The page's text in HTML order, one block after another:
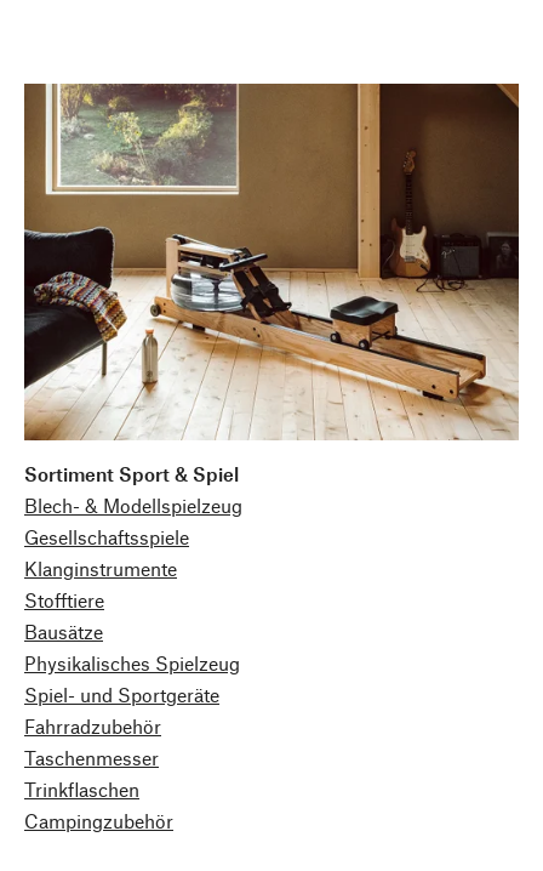
Sortiment Sport & Spiel
Blech- & Modellspielzeug
Gesellschaftsspiele
Klanginstrumente
Stofftiere
Bausätze
Physikalisches Spielzeug
Spiel- und Sportgeräte
Fahrradzubehör
Taschenmesser
Trinkflaschen
Campingzubehör